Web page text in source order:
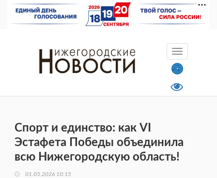
Спорт и единство: как VI
Эстафета Победы объединила
всю Нижегородскую область!
01.05.2026 10:15